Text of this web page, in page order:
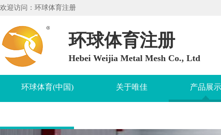
欢迎访问：环球体育注册
环球体育注册
Hebei Weijia Metal Mesh Co., Ltd
环球体育(中国) 关于唯佳 产品展示